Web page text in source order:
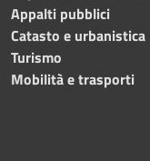
Appalti pubblici
Catasto e urbanistica
Turismo
Mobilità e trasporti